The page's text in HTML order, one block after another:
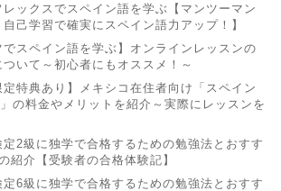
ックスでスペイン語を学ぶ【マンツーマン
己学習で確実にスペイン語力アップ！】
でスペイン語を学ぶ】オンラインレッスンの
いて～初心者にもオススメ！～
定特典あり】メキシコ在住者向け「スペイン
の料金やメリットを紹介～実際にレッスンを
定2級に独学で合格するための勉強法とおすす
紹介【受験者の合格体験記】
定6級に独学で合格するための勉強法とおすす